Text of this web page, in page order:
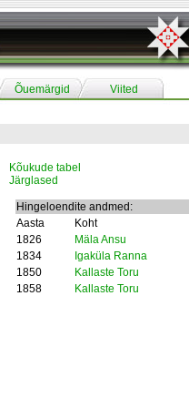
Õuemärgid Viited
Kõukude tabel
Järglased
Hingeloendite andmed:
Aasta
Koht
1826
Mäla Ansu
1834
Igaküla Ranna
1850
Kallaste Toru
1858
Kallaste Toru